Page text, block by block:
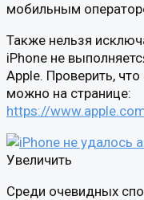
мобильным
Также нельзя
iPhone не
Apple. Проверить,
можно на странице:
https://
Увеличить
Среди очевидных